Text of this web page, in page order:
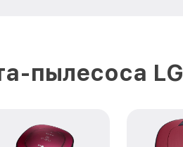
чистка VR6270LVM LG
пылесоса LG